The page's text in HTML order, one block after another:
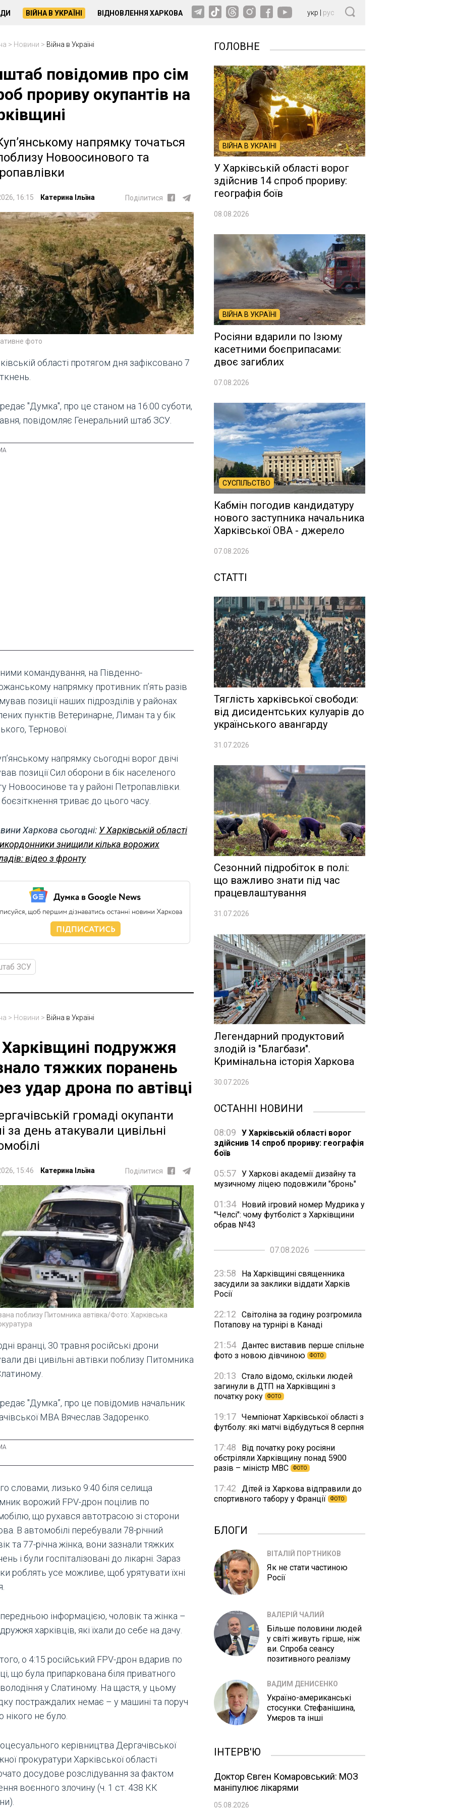
ВІЙНА В УКРАЇНІ ВІДНОВЛЕННЯ ХАРКОВА укр рус
> Новини > Війна в Україні
повідомив про сім
прориву окупантів на
напрямку точаться
Новоосинового та
16:15 Катерина Ільїна Поділитися
фото
області протягом дня зафіксовано 7
"Думка", про це станом на 16:00 суботи,
повідомляє Генеральний штаб ЗСУ.
командування, на Південно-
напрямку противник п’ять разів
позиції наших підрозділів у районах
пунктів Ветеринарне, Лиман та у бік
Тернової.
напрямку сьогодні ворог двічі
позиції Сил оборони в бік населеного
Новоосинове та у районі Петропавлівки.
триває до цього часу.
Харкова сьогодні: У Харківській області
знищили кілька ворожих
відео з фронту
ЗСУ
> Новини > Війна в Україні
подружжя
тяжких поранень
удар дрона по автівці
громаді окупанти
за день атакували цивільні
15:46 Катерина Ільїна Поділитися
поблизу Питомника автівка/Фото: Харківська
вранці, 30 травня російські дрони
дві цивільні автівки поблизу Питомника
"Думка”, про це повідомив начальник
МВА Вячеслав Задоренко.
словами, лизько 9:40 біля селища
ворожий FPV-дрон поцілив по
що рухався автотрасою зі сторони
В автомобілі перебували 78-річний
та 77-річна жінка, вони зазнали тяжких
і були госпіталізовані до лікарні. Зараз
роблять усе можливе, щоб урятувати їхні
інформацією, чоловік та жінка –
харківців, які їхали до себе на дачу.
о 4:15 російський FPV-дрон вдарив по
що була припаркована біля приватного
у Слатиному. На щастя, у цьому
постраждалих немає – у машині та поруч
нікого не було.
керівництва Дергачівської
прокуратури Харківської області
досудове розслідування за фактом
воєнного злочину (ч. 1 ст. 438 КК
ГОЛОВНЕ
ВІЙНА В УКРАЇНІ
У Харківській області ворог
здійснив 14 спроб прориву:
географія боїв
08.08.2026
ВІЙНА В УКРАЇНІ
Росіяни вдарили по Ізюму
касетними боєприпасами:
двоє загиблих
07.08.2026
СУСПІЛЬСТВО
Кабмін погодив кандидатуру
нового заступника начальника
Харківської ОВА - джерело
07.08.2026
СТАТТІ
Тяглість харківської свободи:
від дисидентських кулуарів до
українського авангарду
31.07.2026
Сезонний підробіток в полі:
що важливо знати під час
працевлаштування
31.07.2026
Легендарний продуктовий
злодій із "Благбази".
Кримінальна історія Харкова
30.07.2026
ОСТАННІ НОВИНИ
08:09
У Харківській області ворог
здійснив 14 спроб прориву: географія
боїв
05:57 У Харкові академії дизайну та
музичному ліцею подовжили "бронь"
01:34
Новий ігровий номер Мудрика у
"Челсі": чому футболіст з Харківщини
обрав №43
07.08.2026
23:58
На Харківщині священника
засудили за заклики віддати Харків
Росії
22:12
Світоліна за годину розгромила
Потапову на турнірі в Канаді
21:54 Дантес виставив перше спільне
фото з новою дівчиною
ФОТО
20:13
Стало відомо, скільки людей
загинули в ДТП на Харківщині з
початку року
ФОТО
19:17 Чемпіонат Харківської області з
футболу: які матчі відбудуться 8 серпня
17:48
Від початку року росіяни
обстріляли Харківщину понад 5900
разів – міністр МВС
ФОТО
17:42
Дітей із Харкова відправили до
спортивного табору у Франції
ФОТО
БЛОГИ
ВІТАЛІЙ ПОРТНИКОВ
Як не стати частиною
Росії
ВАЛЕРІЙ ЧАЛИЙ
Більше половини людей
у світі живуть гірше, ніж
ви. Спроба сеансу
позитивного реалізму
ВАДИМ ДЕНИСЕНКО
Україно-американські
стосунки. Стефанішина,
Умєров та інші
ІНТЕРВ'Ю
Доктор Євген Комаровський: МОЗ
маніпулює лікарями
05.08.2026